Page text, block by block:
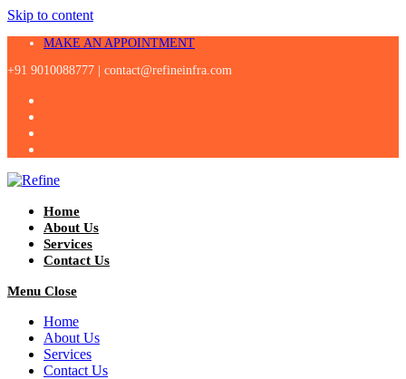
Skip to content
MAKE AN APPOINTMENT
+91 9010088777 | contact@refineinfra.com
Home
About Us
Services
Contact Us
Menu Close
Home
About Us
Services
Contact Us